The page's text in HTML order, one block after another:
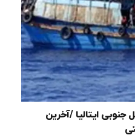
ایتالیا /آخرین